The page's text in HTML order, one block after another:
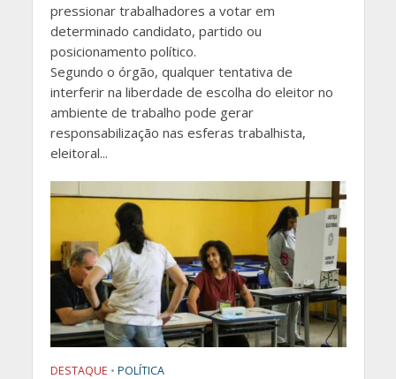
pressionar trabalhadores a votar em
determinado candidato, partido ou
posicionamento político.
Segundo o órgão, qualquer tentativa de
interferir na liberdade de escolha do eleitor no
ambiente de trabalho pode gerar
responsabilização nas esferas trabalhista,
eleitoral...
DESTAQUE • POLÍTICA